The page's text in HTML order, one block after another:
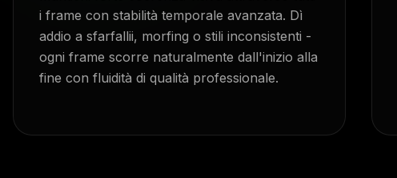
i frame con stabilità temporale avanzata. Dì
addio a sfarfallii, morfing o stili inconsistenti -
ogni frame scorre naturalmente dall'inizio alla
fine con fluidità di qualità professionale.